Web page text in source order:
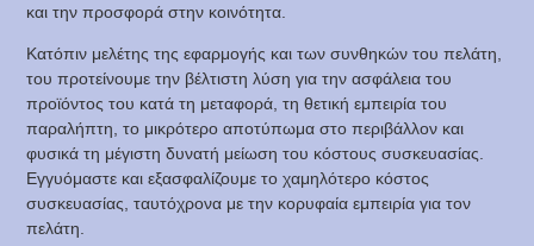
και την προσφορά στην κοινότητα.
Κατόπιν μελέτης της εφαρμογής και των συνθηκών του πελάτη,
του προτείνουμε την βέλτιστη λύση για την ασφάλεια του
προϊόντος του κατά τη μεταφορά, τη θετική εμπειρία του
παραλήπτη, το μικρότερο αποτύπωμα στο περιβάλλον και
φυσικά τη μέγιστη δυνατή μείωση του κόστους συσκευασίας.
Εγγυόμαστε και εξασφαλίζουμε το χαμηλότερο κόστος
συσκευασίας, ταυτόχρονα με την κορυφαία εμπειρία για τον
πελάτη.